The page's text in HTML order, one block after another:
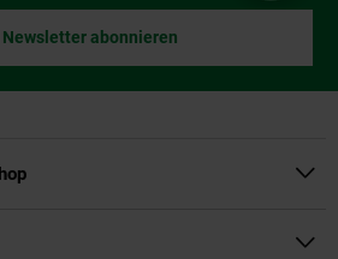
abonnieren